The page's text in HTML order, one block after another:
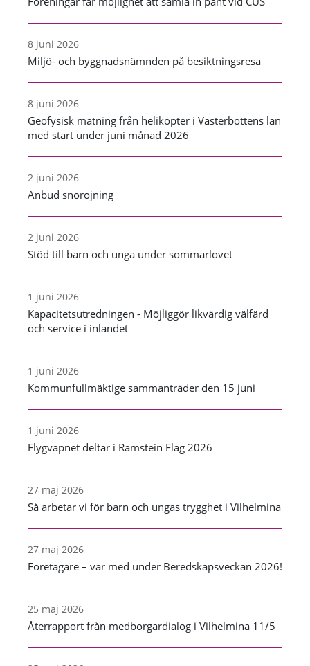
8 juni 2026
Miljö- och byggnadsnämnden på besiktningsresa
8 juni 2026
Geofysisk mätning från helikopter i Västerbottens län
med start under juni månad 2026
2 juni 2026
Anbud snöröjning
2 juni 2026
Stöd till barn och unga under sommarlovet
1 juni 2026
Kapacitetsutredningen - Möjliggör likvärdig välfärd
och service i inlandet
1 juni 2026
Kommunfullmäktige sammanträder den 15 juni
1 juni 2026
Flygvapnet deltar i Ramstein Flag 2026
27 maj 2026
Så arbetar vi för barn och ungas trygghet i Vilhelmina
27 maj 2026
Företagare – var med under Beredskapsveckan 2026!
25 maj 2026
Återrapport från medborgardialog i Vilhelmina 11/5